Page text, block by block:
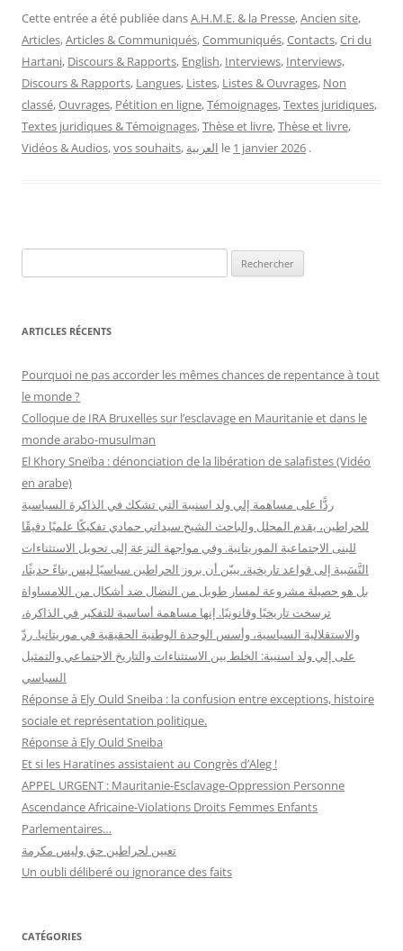
Cette entrée a été publiée dansA.H.M.E. & la Presse,Ancien site,
Articles,Articles & Communiqués,Communiqués,Contacts,Cri du
Hartani, Discours & Rapports, English, Interviews, Interviews,
Discours & Rapports, Langues, Listes, Listes & Ouvrages, Non
classé,Ouvrages, Pétition en ligne,Témoignages,Textes juridiques,
Textes juridiques & Témoignages,Thèse et livre,Thèse et livre,
Vidéos & Audios,vos souhaits, العربية le 1 janvier 2026 .
e
h
r
c
h
r
ARTICLES RÉCENTS
Pourquoi ne pas accorder les mêmes chances de repentance à tout
le monde ?
Colloque de IRA Bruxelles sur l’esclavage en Mauritanie et dans le
monde arabo-musulman
El Khory Sneïba : dénonciation de la libération de salafistes (Vidéo
en arabe)
ردًّا على مساهمة إلي ولد اسنيبة التي تشكك في الذاكرة السياسية
للحراطين، يقدم المحلل والباحث الشيخ سيداتي حمادي تفكيكًا علميًا دقيقًا
للبنى الاجتماعية الموريتانية. وفي مواجهة النزعة إلى تحويل الاستثناءات
النَّسَبية إلى قواعد تاريخية، يبيّن أن بروز الحراطين سياسيًا ليس بناءً حديثًا،
بل هو حصيلة مشروعة لمسار طويل من النضال ضد أشكال من اللامساواة
ترسخت تاريخيًا وقانونيًا. إنها مساهمة أساسية للتفكير في الذاكرة،
والاستقلالية السياسية، وأسس الوحدة الوطنية الحقيقية في موريتانيا. ردّ
على إلي ولد اسنيبة: الخلط بين الاستثناءات والتاريخ الاجتماعي والتمثيل
السياسي
Réponse à Ely Ould Sneiba : la confusion entre exceptions, histoire
sociale et représentation politique.
Réponse à Ely Ould Sneiba
Et si les Haratines assistaient au Congrès d’Aleg !
APPEL URGENT : Mauritanie-Esclavage-Oppression Personne
Ascendance Africaine-Violations Droits Femmes Enfants
Parlementaires…
تعيين لحراطين حق وليس مكرمة
Un oubli déliberé ou ignorance des faits
CATÉGORIES